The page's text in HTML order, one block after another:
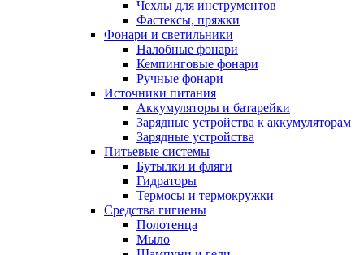
Чехлы для инструментов
Фастексы, пряжки
Фонари и светильники
Налобные фонари
Кемпинговые фонари
Ручные фонари
Источники питания
Аккумуляторы и батарейки
Зарядные устройства к аккумуляторам
Зарядные устройства
Питьевые системы
Бутылки и фляги
Гидраторы
Термосы и термокружки
Средства гигиены
Полотенца
Мыло